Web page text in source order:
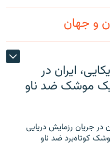
و جهان
ایران در
موشک ضد ناو
در جریان رزمایش دریایی
کوتاه‌برد ضد ناو